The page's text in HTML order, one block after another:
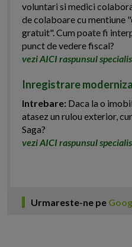
voluntari si medici
de colaboare cu mentiune
gratuit". Cum poate fi
punct de vedere fiscal?
vezi AICI raspunsul
Inregistrare
Intrebare: Daca la o
atasez un rulou exterior,
Saga?
vezi AICI raspunsul
Urmareste-ne pe